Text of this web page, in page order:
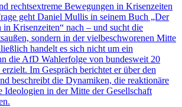
rechtsextreme Bewegungen in Krisenzeiten
geht Daniel Mullis in seinem Buch „Der
Krisenzeiten“ nach – und sucht die
sondern in der vielbeschworenen Mitte
handelt es sich nicht um ein
die AfD Wahlerfolge von bundesweit 20
Im Gespräch berichtet er über den
beschreibt die Dynamiken, die reaktionäre
Ideologien in der Mitte der Gesellschaft